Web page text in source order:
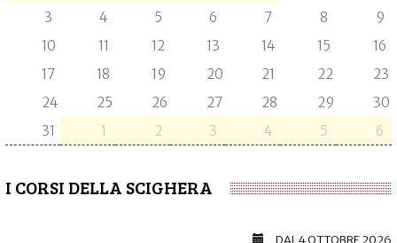
3
4 5 6 7 8
9
10
11 12 13 14 15
16
17
18 19 20 21 22
23
24
25 26 27 28 29
30
31
1 2 3 4 5 6
I CORSI DELLA SCIGHERA